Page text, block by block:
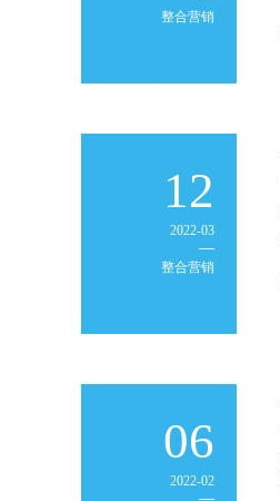
整合营销
12
2022-03
整合营销
06
2022-02